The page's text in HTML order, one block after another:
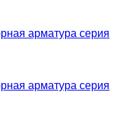
арматура серия
арматура серия